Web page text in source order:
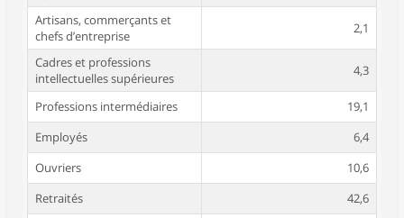
Artisans, commerçants et
chefs d’entreprise
2,1
Cadres et professions
intellectuelles supérieures
4,3
Professions intermédiaires
19,1
Employés
6,4
Ouvriers
10,6
Retraités
42,6